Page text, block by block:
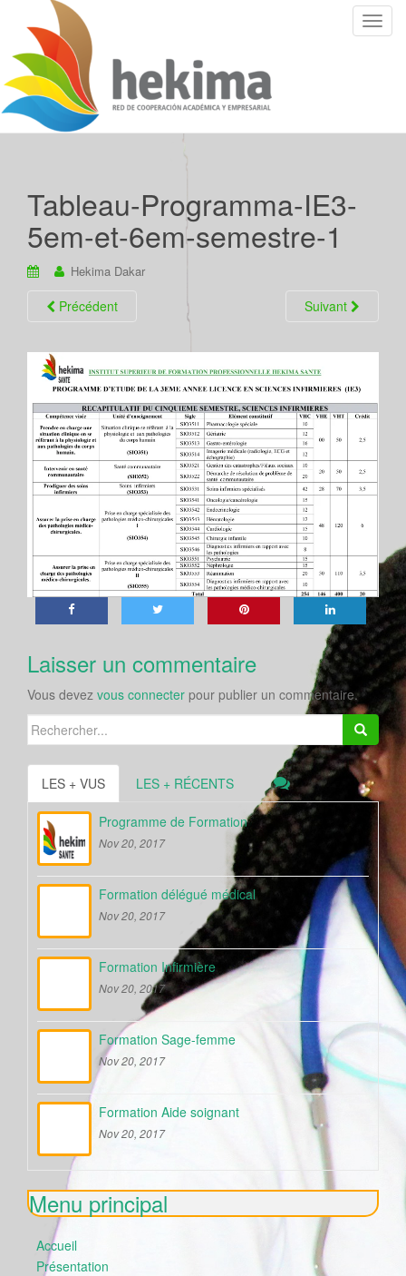
T
Tableau-Programma-IE3-
5em-et-6em-semestre-1
Hekima Dakar
Précédent Suivant
Laisser un commentaire
Vous devez vous connecter pour publier un commentaire.
Search
for:
LES + VUS LES + RÉCENTS
Programme de Formation
Nov 20, 2017
Formation délégué médical
Nov 20, 2017
Formation Infirmière
Nov 20, 2017
Formation Sage-femme
Nov 20, 2017
Formation Aide soignant
Nov 20, 2017
Menu principal
Accueil
Présentation